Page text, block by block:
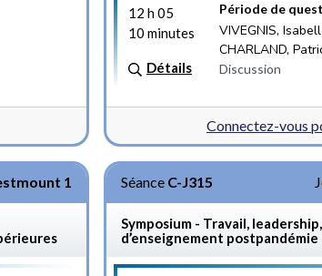
12 h 05
10 minutes
Détails
Période de
VIVEGNIS,
CHARLAND,
Discussion
Connectez-vous
1 Séance C-J315
Symposium - Travail,
d’enseignement postpandémie